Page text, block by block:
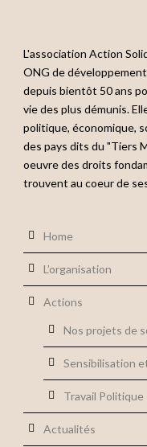
L'association Action
ONG de
depuis bientôt 50 ans
vie des plus démunis.
politique, économique,
des pays dits du "Tiers
oeuvre des droits
trouvent au coeur de
Home
L’organisation
Actions
Nos projets de
Sensibilisation
Travail Politique
Actualités